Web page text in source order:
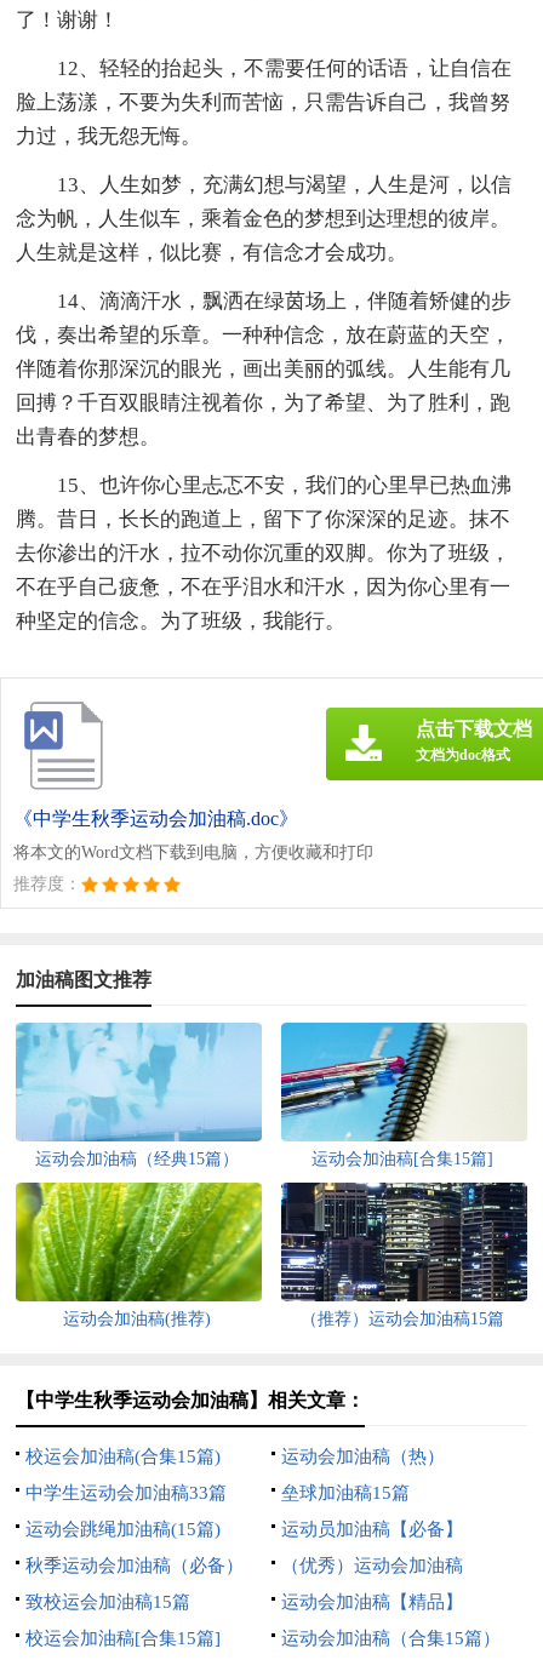
了！谢谢！
12、轻轻的抬起头，不需要任何的话语，让自信在
脸上荡漾，不要为失利而苦恼，只需告诉自己，我曾努
力过，我无怨无悔。
13、人生如梦，充满幻想与渴望，人生是河，以信
念为帆，人生似车，乘着金色的梦想到达理想的彼岸。
人生就是这样，似比赛，有信念才会成功。
14、滴滴汗水，飘洒在绿茵场上，伴随着矫健的步
伐，奏出希望的乐章。一种种信念，放在蔚蓝的天空，
伴随着你那深沉的眼光，画出美丽的弧线。人生能有几
回搏？千百双眼睛注视着你，为了希望、为了胜利，跑
出青春的梦想。
15、也许你心里忐忑不安，我们的心里早已热血沸
腾。昔日，长长的跑道上，留下了你深深的足迹。抹不
去你渗出的汗水，拉不动你沉重的双脚。你为了班级，
不在乎自己疲惫，不在乎泪水和汗水，因为你心里有一
种坚定的信念。为了班级，我能行。
《中学生秋季运动会加油稿.doc》
将本文的Word文档下载到电脑，方便收藏和打印
推荐度：
点击下载文档
文档为doc格式
加油稿图文推荐
运动会加油稿（经典15篇） 运动会加油稿[合集15篇]
运动会加油稿(推荐) （推荐）运动会加油稿15篇
【中学生秋季运动会加油稿】相关文章：
校运会加油稿(合集15篇)
运动会加油稿（热）
中学生运动会加油稿33篇
垒球加油稿15篇
运动会跳绳加油稿(15篇)
运动员加油稿【必备】
秋季运动会加油稿（必备）
（优秀）运动会加油稿
致校运会加油稿15篇
运动会加油稿【精品】
校运会加油稿[合集15篇]
运动会加油稿（合集15篇）